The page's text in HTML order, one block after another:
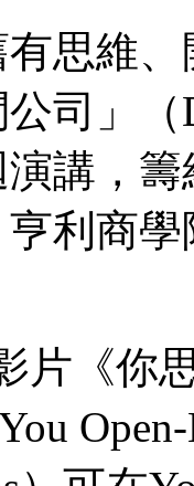
思維
公司」
講，
利商
片《你